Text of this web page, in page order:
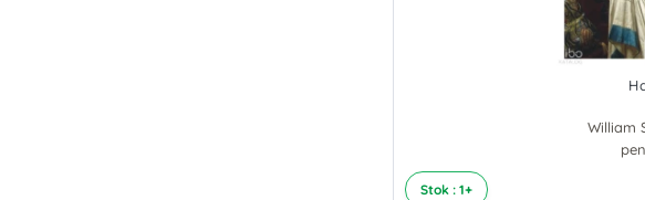
William
Stok : 1+